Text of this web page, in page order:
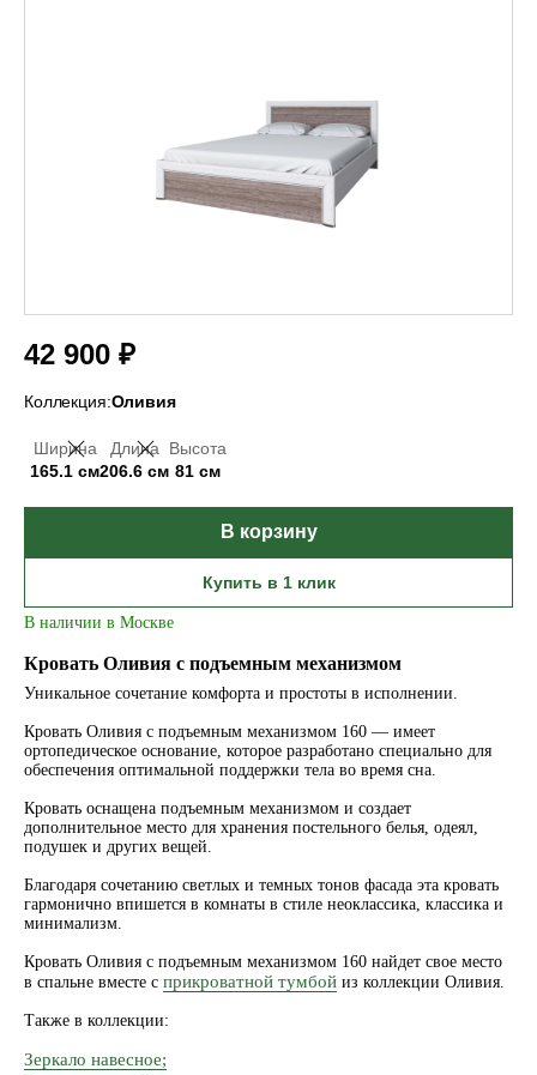
42 900 ₽
Коллекция:Оливия
Ширина
165.1 см
Длина
206.6 см
Высота
81 см
В корзину
Купить в 1 клик
В наличии в Москве
Кровать Оливия с подъемным механизмом
Уникальное сочетание комфорта и простоты в исполнении.
Кровать Оливия с подъемным механизмом 160 — имеет
ортопедическое основание, которое разработано специально для
обеспечения оптимальной поддержки тела во время сна.
Кровать оснащена подъемным механизмом и создает
дополнительное место для хранения постельного белья, одеял,
подушек и других вещей.
Благодаря сочетанию светлых и темных тонов фасада эта кровать
гармонично впишется в комнаты в стиле неоклассика, классика и
минимализм.
Кровать Оливия с подъемным механизмом 160 найдет свое место
в спальне вместе с прикроватной тумбой из коллекции Оливия.
Также в коллекции:
Зеркало навесное;